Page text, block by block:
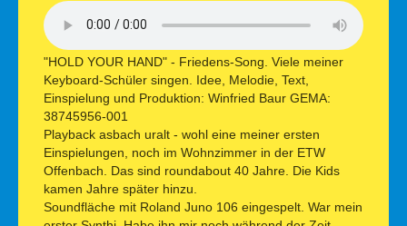
"HOLD YOUR HAND" - Friedens-Song. Viele meiner
Keyboard-Schüler singen. Idee, Melodie, Text,
Einspielung und Produktion: Winfried Baur GEMA:
38745956-001
Playback asbach uralt - wohl eine meiner ersten
Einspielungen, noch im Wohnzimmer in der ETW
Offenbach. Das sind roundabout 40 Jahre. Die Kids
kamen Jahre später hinzu.
Soundfläche mit Roland Juno 106 eingespelt. War mein